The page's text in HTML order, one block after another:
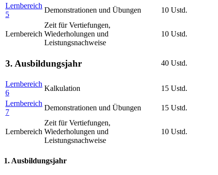
Lernbereich
5
Demonstrationen und Übungen 10 Ustd.
Lernbereich
Zeit für Vertiefungen,
Wiederholungen und
Leistungsnachweise
10 Ustd.
3. Ausbildungsjahr 40 Ustd.
Lernbereich
6
Kalkulation
15 Ustd.
Lernbereich
7
Demonstrationen und Übungen 15 Ustd.
Lernbereich
Zeit für Vertiefungen,
Wiederholungen und
Leistungsnachweise
10 Ustd.
1. Ausbildungsjahr